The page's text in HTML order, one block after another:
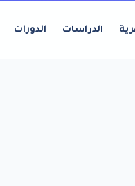
الدراسات الدورات